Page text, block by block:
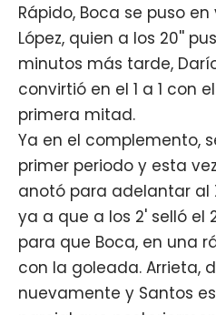
Rápido, Boca se puso
López, quien a los 20''
minutos más tarde,
convirtió en el 1 a 1 con
primera mitad.
Ya en el complemento,
primer periodo y esta
anotó para adelantar al
ya a que a los 2' selló el
para que Boca, en una
con la goleada. Arrieta,
nuevamente y Santos